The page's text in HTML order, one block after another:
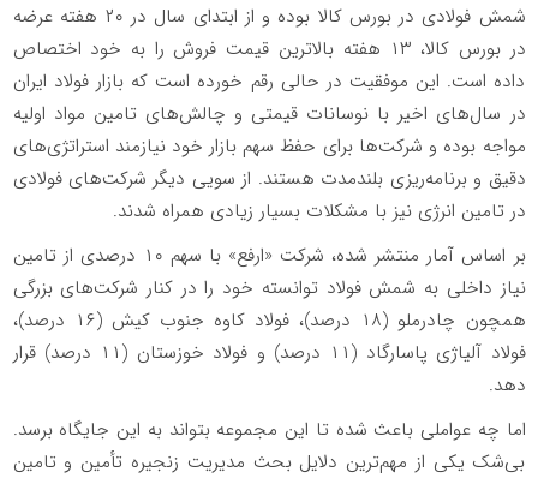
شمش فولادی در بورس کالا بوده و از ابتدای سال در ۲۰ هفته عرضه
در بورس کالا، ۱۳ هفته بالاترین قیمت فروش را به خود اختصاص
داده است. این موفقیت در حالی رقم خورده است که بازار فولاد ایران
در سال‌های اخیر با نوسانات قیمتی و چالش‌های تامین مواد اولیه
مواجه بوده و شرکت‌ها برای حفظ سهم بازار خود نیازمند استراتژی‌های
دقیق و برنامه‌ریزی بلندمدت هستند. از سویی دیگر شرکت‌های فولادی
در تامین انرژی نیز با مشکلات بسیار زیادی همراه شدند.
بر اساس آمار منتشر شده، شرکت «ارفع» با سهم ۱۰ درصدی از تامین
نیاز داخلی به شمش فولاد توانسته خود را در کنار شرکت‌های بزرگی
همچون چادرملو (۱۸ درصد)، فولاد کاوه جنوب کیش (۱۶ درصد)،
فولاد آلیاژی پاسارگاد (۱۱ درصد) و فولاد خوزستان (۱۱ درصد) قرار
دهد.
اما چه عواملی باعث شده تا این مجموعه بتواند به این جایگاه برسد.
بی‌شک یکی از مهم‌ترین دلایل بحث مدیریت زنجیره تأمین و تامین